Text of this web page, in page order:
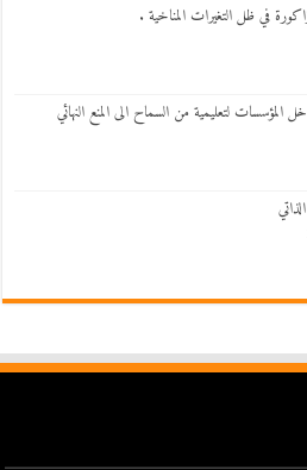
في ظل التغيرات المناخية .
المؤسسات لتعليمية من السماح الى المنع النهائي